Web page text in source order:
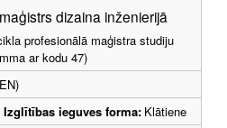
dizaina inženierijā
profesionālā maģistra studiju
ar kodu 47)
Izglītības ieguves forma: Klātiene